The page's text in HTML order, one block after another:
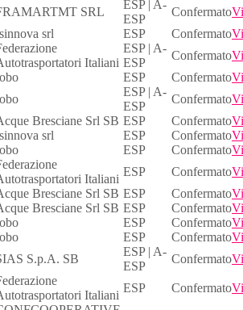
SRL
ESP | A-
ESP
Confermato
srl ESP Confermato
Italiani
ESP | A-
ESP
Confermato
ESP Confermato
ESP | A-
ESP
Confermato
Bresciane Srl SB ESP Confermato
srl ESP Confermato
ESP Confermato
Italiani
ESP Confermato
Bresciane Srl SB ESP Confermato
Bresciane Srl SB ESP Confermato
ESP Confermato
ESP Confermato
S.p.A. SB
ESP | A-
ESP
Confermato
Italiani
ESP Confermato